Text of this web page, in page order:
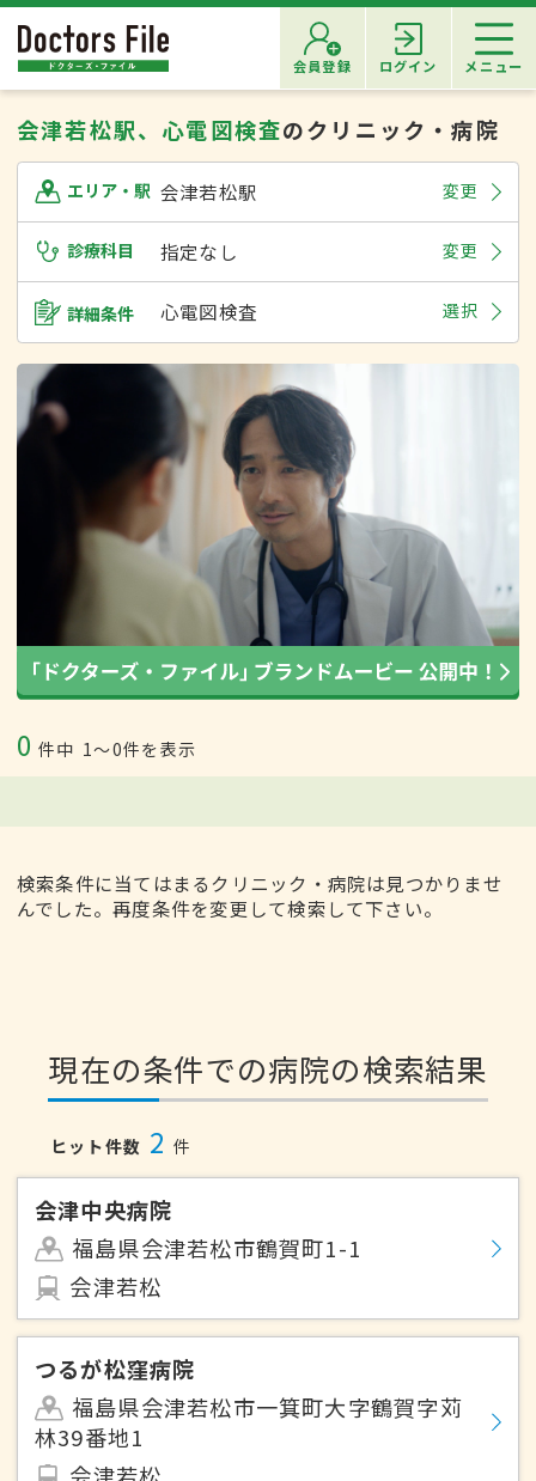
会員登録 ログイン メニュー
会津若松駅、心電図検査のクリニック・病院
エリア・駅 会津若松駅 変更
診療科目 指定なし 変更
詳細条件 心電図検査 選択
0 件中 1〜0件を表示
検索条件に当てはまるクリニック・病院は見つかりませ
んでした。再度条件を変更して検索して下さい。
現在の条件での病院の検索結果
ヒット件数 2 件
会津中央病院
福島県会津若松市鶴賀町1-1
会津若松
つるが松窪病院
福島県会津若松市一箕町大字鶴賀字苅
林39番地1